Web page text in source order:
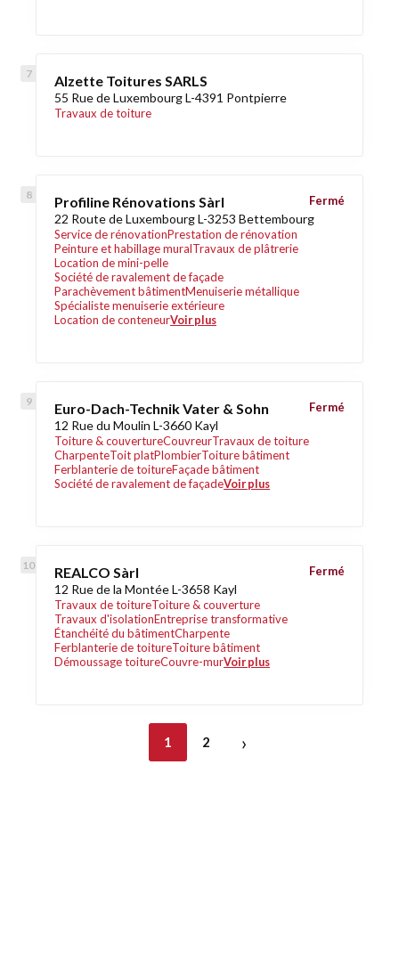
Alzette Toitures SARLS
55 Rue de Luxembourg L-4391 Pontpierre
Travaux de toiture
Profiline Rénovations Sàrl
22 Route de Luxembourg L-3253 Bettembourg
Service de rénovationPrestation de rénovation
Peinture et habillage muralTravaux de plâtrerie
Location de mini-pelle
Société de ravalement de façade
Parachèvement bâtimentMenuiserie métallique
Spécialiste menuiserie extérieure
Location de conteneurVoir plus
Fermé
Euro-Dach-Technik Vater & Sohn
12 Rue du Moulin L-3660 Kayl
Toiture & couvertureCouvreurTravaux de toiture
CharpenteToit platPlombierToiture bâtiment
Ferblanterie de toitureFaçade bâtiment
Société de ravalement de façadeVoir plus
Fermé
REALCO Sàrl
12 Rue de la Montée L-3658 Kayl
Travaux de toitureToiture & couverture
Travaux d'isolationEntreprise transformative
Étanchéité du bâtimentCharpente
Ferblanterie de toitureToiture bâtiment
Démoussage toitureCouvre-murVoir plus
Fermé
1 2 ›